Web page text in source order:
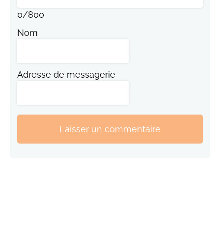
0/800
Nom
Adresse de messagerie
Laisser un commentaire